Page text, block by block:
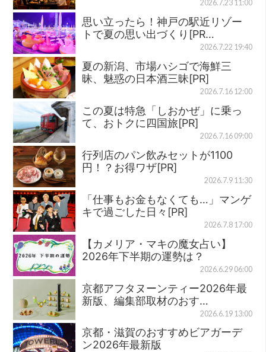
2026.7.23 11:00
思い立ったら！神戸の駅近リゾー
トで夏の思い出づくり[PR…
2026.7.22 19:40
夏の新潟、市場ハシゴで海鮮三
昧、魅惑の日本酒三昧[PR]
2026.7.16 12:00
この夏は特急「しおかぜ」に乗っ
て、おトクに四国旅[PR]
2026.7.16 09:00
行列店のパン飲みセットが1100
円！？お得ワザ[PR]
2026.7.9 11:30
「仕事もお金もなくても…」マンゲ
キで過ごした日々[PR]
2026.7.8 17:00
【カメリア・マキの魔女占い】
2026年下半期の運勢は？
2026.6.29 06:00
京都アフタヌーンティー2026年最
新版、編集部取材のおす…
2026.6.19 13:00
京都・滋賀のおすすめビアガーデ
ン2026年最新版